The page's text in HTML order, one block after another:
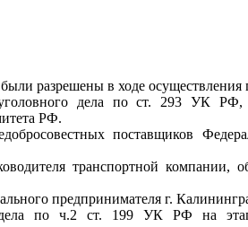
разрешены в ходе осуществления
дела по ст. 293 УК
РФ.
поставщиков
транспортной компании,
предпринимателя г.
по ч.2 ст. 199 УК РФ на